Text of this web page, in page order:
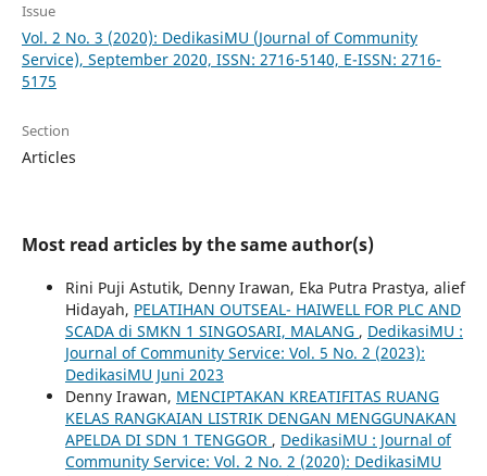
Issue
Vol. 2 No. 3 (2020): DedikasiMU (Journal of Community
Service), September 2020, ISSN: 2716-5140, E-ISSN: 2716-
5175
Section
Articles
Most read articles by the same author(s)
Rini Puji Astutik, Denny Irawan, Eka Putra Prastya, alief
Hidayah, PELATIHAN OUTSEAL- HAIWELL FOR PLC AND
SCADA di SMKN 1 SINGOSARI, MALANG , DedikasiMU :
Journal of Community Service: Vol. 5 No. 2 (2023):
DedikasiMU Juni 2023
Denny Irawan, MENCIPTAKAN KREATIFITAS RUANG
KELAS RANGKAIAN LISTRIK DENGAN MENGGUNAKAN
APELDA DI SDN 1 TENGGOR , DedikasiMU : Journal of
Community Service: Vol. 2 No. 2 (2020): DedikasiMU